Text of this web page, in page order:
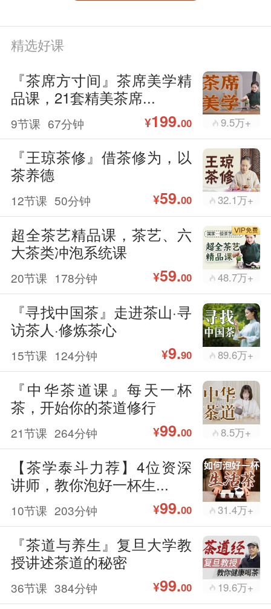
精选好课
『茶席方寸间』茶席美学精
品课，21套精美茶席...
9节课 67分钟 ¥199.00 9.5万+
『王琼茶修』借茶修为，以
茶养德
12节课 50分钟 ¥59.00 32.1万+
超全茶艺精品课，茶艺、六
大茶类冲泡系统课
20节课 178分钟 ¥59.00 48.7万+
『寻找中国茶』走进茶山·寻
访茶人·修炼茶心
15节课 124分钟 ¥9.90 89.6万+
『中华茶道课』每天一杯
茶，开始你的茶道修行
21节课 264分钟 ¥99.00 8.5万+
【茶学泰斗力荐】4位资深
讲师，教你泡好一杯生...
10节课 203分钟 ¥99.00 31.4万+
『茶道与养生』复旦大学教
授讲述茶道的秘密
36节课 384分钟 ¥99.00 19.6万+